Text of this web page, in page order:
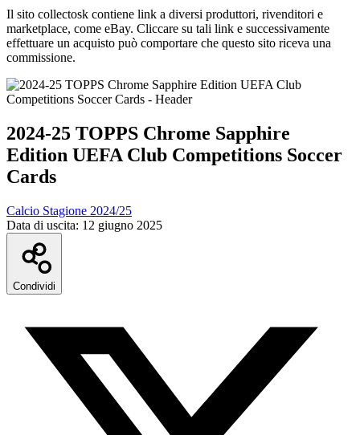
Il sito collectosk contiene link a diversi produttori, rivenditori e
marketplace, come eBay. Cliccare su tali link e successivamente
effettuare un acquisto può comportare che questo sito riceva una
commissione.
2024-25 TOPPS Chrome Sapphire
Edition UEFA Club Competitions Soccer
Cards
Calcio Stagione 2024/25
Data di uscita: 12 giugno 2025
Condividi